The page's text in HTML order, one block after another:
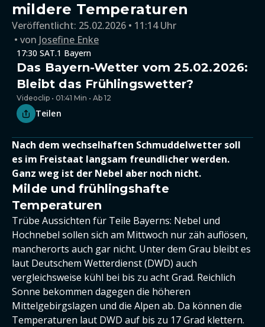
mildere Temperaturen
Veröffentlicht: 25.02.2026 • 11:14 Uhr
von Josefine Enke
17:30 SAT.1 Bayern
Das Bayern-Wetter vom 25.02.2026:
Bleibt das Frühlingswetter?
Videoclip • 01:41 Min • Ab 12
Teilen
Nach dem wechselhaften Schmuddelwetter soll
es im Freistaat langsam freundlicher werden.
Ganz weg ist der Nebel aber noch nicht.
Milde und frühlingshafte
Temperaturen
Trübe Aussichten für Teile Bayerns: Nebel und
Hochnebel sollen sich am Mittwoch nur zäh auflösen,
mancherorts auch gar nicht. Unter dem Grau bleibt es
laut Deutschem Wetterdienst (DWD) auch
vergleichsweise kühl bei bis zu acht Grad. Reichlich
Sonne bekommen dagegen die höheren
Mittelgebirgslagen und die Alpen ab. Da können die
Temperaturen laut DWD auf bis zu 17 Grad klettern.